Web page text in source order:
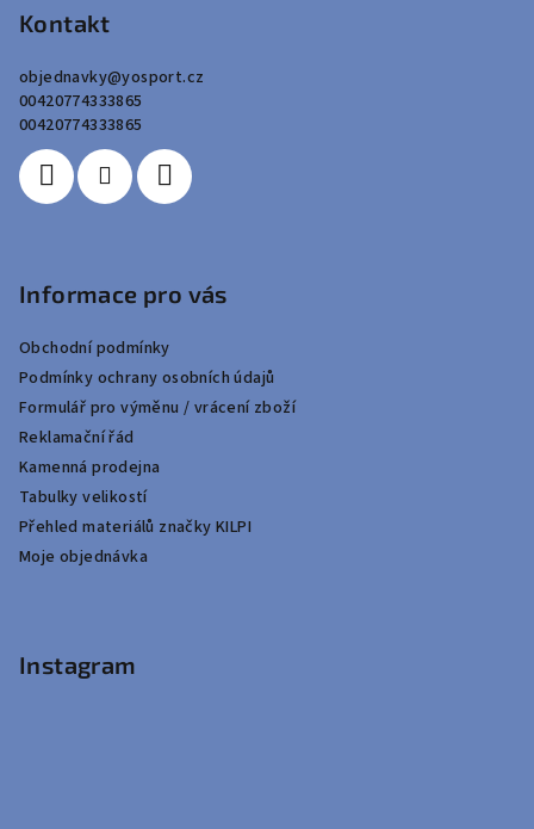
Kontakt
objednavky@yosport.cz
00420774333865
00420774333865
Informace pro vás
Obchodní podmínky
Podmínky ochrany osobních údajů
Formulář pro výměnu / vrácení zboží
Reklamační řád
Kamenná prodejna
Tabulky velikostí
Přehled materiálů značky KILPI
Moje objednávka
Instagram